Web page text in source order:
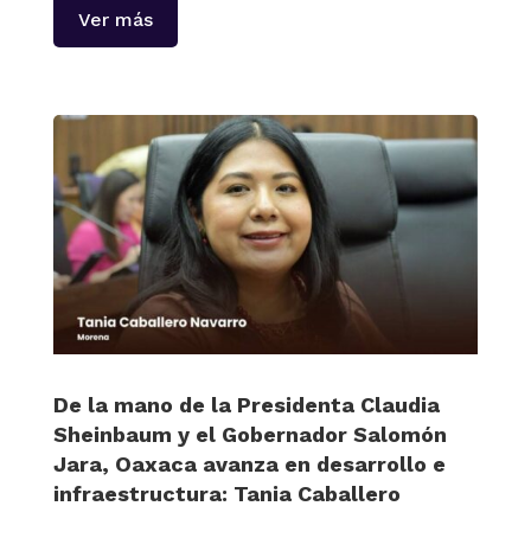
Ver más
De la mano de la Presidenta Claudia
Sheinbaum y el Gobernador Salomón
Jara, Oaxaca avanza en desarrollo e
infraestructura: Tania Caballero